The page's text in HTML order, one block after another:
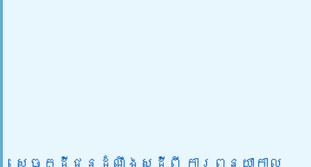
សេចក្ដីជូនដំណឹងស្ដីពី ការពន្យាកាល